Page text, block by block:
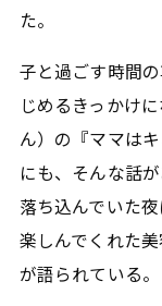
た。
子と過ごす時間
じめるきっかけ
ん）の『ママは
にも、そんな話
落ち込んでいた
楽しんでくれた
が語られている。